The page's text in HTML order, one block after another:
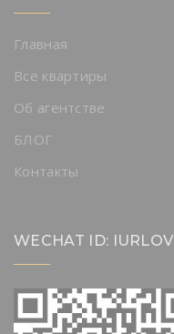
Главная
Все квартиры
Об агентстве
БЛОГ
Контакты
WECHAT ID: IURLOV